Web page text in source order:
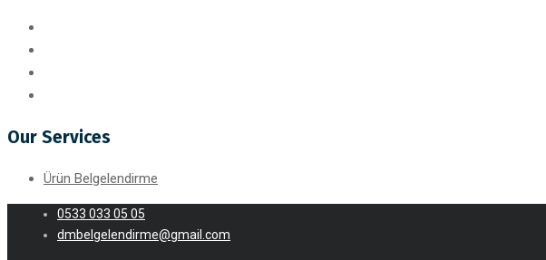
Our Services
Ürün Belgelendirme
0533 033 05 05
dmbelgelendirme@gmail.com